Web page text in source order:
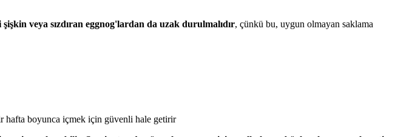
şişkin veya sızdıran eggnog'lardan da uzak durulmalıdır, çünkü bu, uygun olmayan saklama
hafta boyunca içmek için güvenli hale getirir